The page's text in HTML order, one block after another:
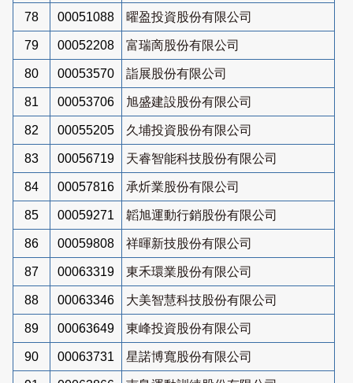
78 00051088 曜盈投資股份有限公司
79 00052208 富瑞啇股份有限公司
80 00053570 詣展股份有限公司
81 00053706 旭盛建設股份有限公司
82 00055205 久埔投資股份有限公司
83 00056719 天睿智能科技股份有限公司
84 00057816 承炘業股份有限公司
85 00059271 韜旭運動行銷股份有限公司
86 00059808 祥暉新技股份有限公司
87 00063319 東禾環業股份有限公司
88 00063346 大美智慧科技股份有限公司
89 00063649 東峰投資股份有限公司
90 00063731 星諾博寬股份有限公司